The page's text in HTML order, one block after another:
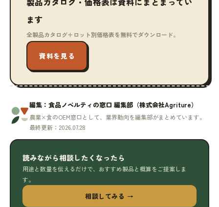
ます
全製品カタログ＋ロット別価格表を無料でダウンロード。
資料を見る
編集：食品ノベルティの窓口 編集部（株式会社Agriture）
農業×食のOEM窓口として、業界動向を編集部がまとめています。
最終更新：2026.07.28
読みながら相談したくなったら
用途と数量を伝えるだけで、おすすめ製品と概算をご提案しま
す。
相談してみる →